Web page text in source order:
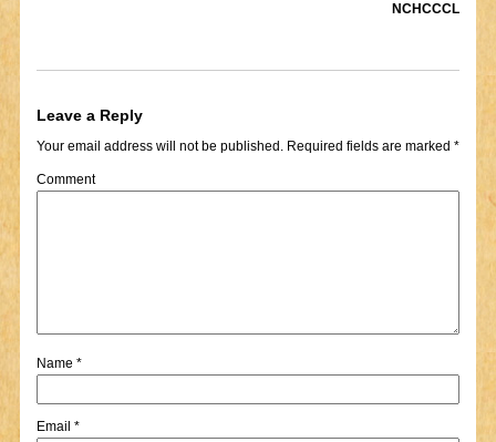
NCHCCCL
Leave a Reply
Your email address will not be published.Required fields are marked *
Comment
Name *
Email *